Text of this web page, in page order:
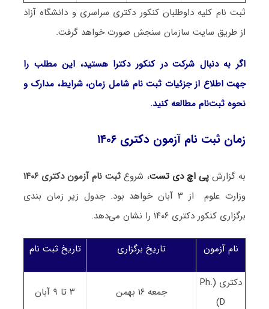
ثبت نام کلیه داوطلبان کنکور دکتری سراسری و دانشگاه آزاد
از طریق سایت سازمان سنجش صورت خواهد گرفت.
اگر به دنبال شرکت در کنکور دکترا هستید، این مطلب را
جهت اطلاع از جزئیات ثبت نام شامل زمان، شرایط، مدارک و
نحوه ثبت‌نام مطالعه کنید.
زمان ثبت نام آزمون دکتری ۱۴۰۶
به گزارشپی اچ دی تست، شروع ثبت نام آزمون دکتری ۱۴۰۶
وزارت علوم از ۳ آبان خواهد بود. جدول زیر زمان بندی
برگزاری کنکور دکتری ۱۴۰۶ را نشان می‌دهد.
نام آزمون تاریخ برگزاری تاریخ ثبت نام
دکتری (Ph.
D
)
جمعه ۱۶ بهمن ۳تا ۹ آبان